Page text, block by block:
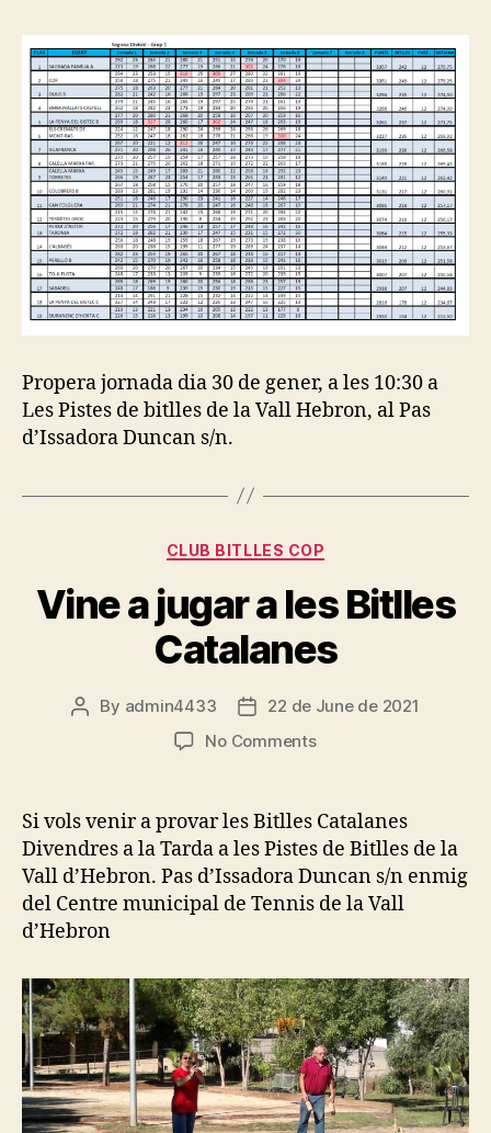
de
Bitlles
Propera jornada dia 30 de gener, a les 10:30 a
Les Pistes de bitlles de la Vall Hebron, al Pas
d’Issadora Duncan s/n.
Categories
CLUB BITLLES COP
Vine a jugar a les Bitlles
Catalanes
Post
By admin4433
Post22 de June de 2021
No Commentson
jugar
les
Bitlles
Catalanes
Si vols venir a provar les Bitlles Catalanes
Divendres a la Tarda a les Pistes de Bitlles de la
Vall d’Hebron. Pas d’Issadora Duncan s/n enmig
del Centre municipal de Tennis de la Vall
d’Hebron